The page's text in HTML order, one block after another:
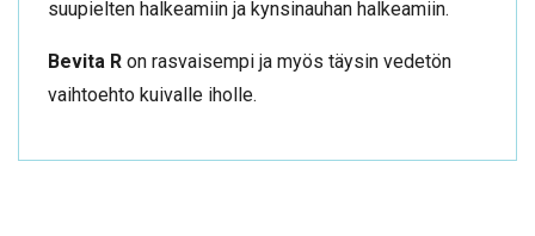
suupielten halkeamiin ja kynsinauhan halkeamiin.
Bevita R on rasvaisempi ja myös täysin vedetön
vaihtoehto kuivalle iholle.